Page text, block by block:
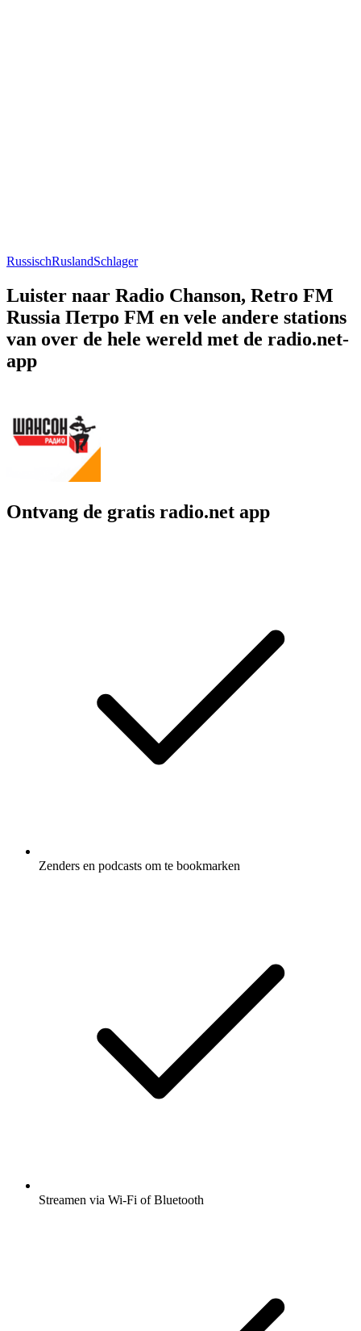
RussischRuslandSchlager
Luister naar Radio Chanson, Retro FM
Russia Петро FM en vele andere stations
van over de hele wereld met de radio.net-
app
Ontvang de gratis radio.net app
Zenders en podcasts om te bookmarken
Streamen via Wi-Fi of Bluetooth